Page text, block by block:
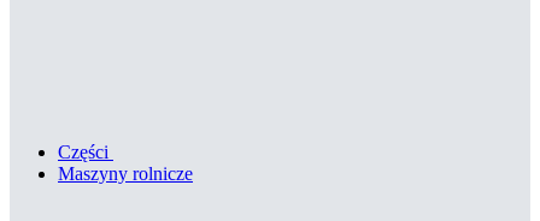
Części
Maszyny rolnicze